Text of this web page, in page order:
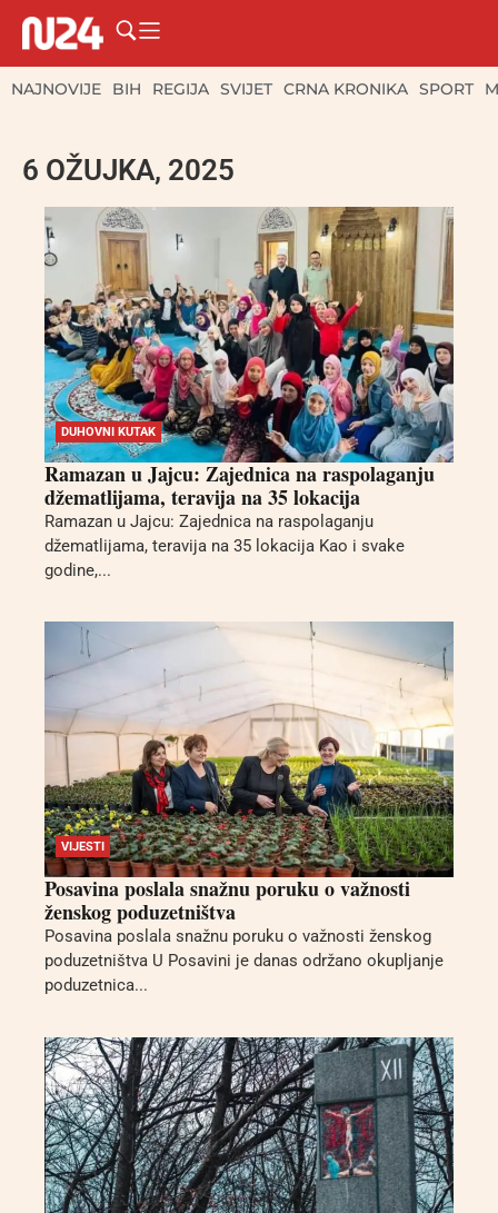
NAJNOVIJE BIH REGIJA SVIJET CRNA KRONIKA SPORT
6 OŽUJKA, 2025
DUHOVNI KUTAK
Ramazan u Jajcu: Zajednica na raspolaganju
džematlijama, teravija na 35 lokacija
Ramazan u Jajcu: Zajednica na raspolaganju
džematlijama, teravija na 35 lokacija Kao i svake
godine,...
VIJESTI
Posavina poslala snažnu poruku o važnosti
ženskog poduzetništva
Posavina poslala snažnu poruku o važnosti ženskog
poduzetništva U Posavini je danas održano okupljanje
poduzetnica...